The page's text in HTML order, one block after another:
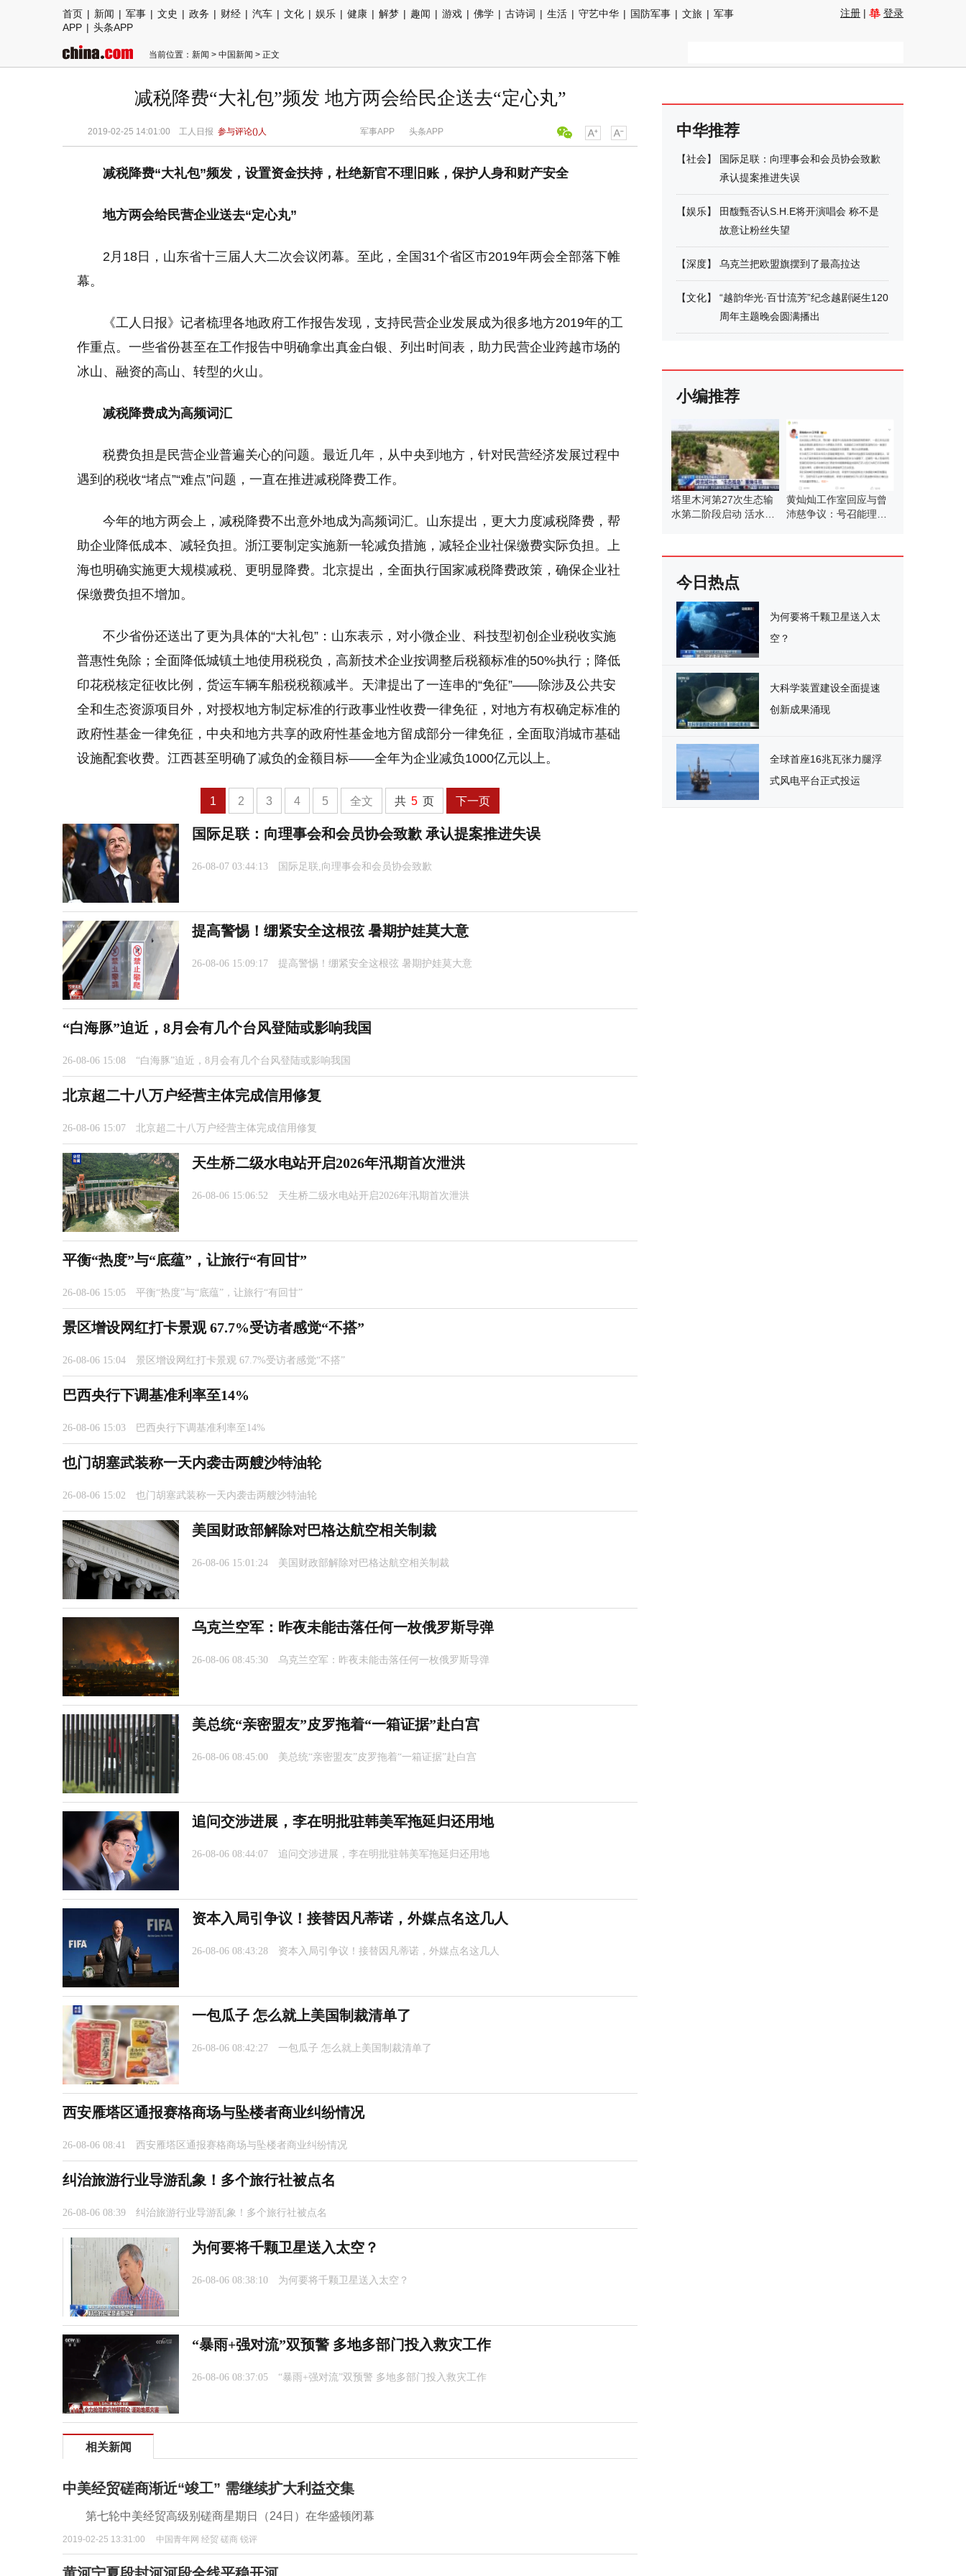
首页 | 新闻 | 军事 | 文史 | 政务 | 财经 | 汽车 | 文化 | 娱乐 | 健康 | 解梦 | 趣闻 | 游戏 | 佛学 | 古诗词 | 生活 | 守艺中华 | 国防军事 | 文旅 | 军事
APP | 头条APP
注册 | 登录
当前位置： 新闻 > 中国新闻 > 正文
减税降费“大礼包”频发 地方两会给民企送去“定心丸”
军事APP 头条APP
2019-02-25 14:01:00 工人日报 参与评论()人
减税降费“大礼包”频发，设置资金扶持，杜绝新官不理旧账，保护人身和财产安全
地方两会给民营企业送去“定心丸”
2月18日，山东省十三届人大二次会议闭幕。至此，全国31个省区市2019年两会全部落下帷
幕。
《工人日报》记者梳理各地政府工作报告发现，支持民营企业发展成为很多地方2019年的工
作重点。一些省份甚至在工作报告中明确拿出真金白银、列出时间表，助力民营企业跨越市场的
冰山、融资的高山、转型的火山。
减税降费成为高频词汇
税费负担是民营企业普遍关心的问题。最近几年，从中央到地方，针对民营经济发展过程中
遇到的税收“堵点”“难点”问题，一直在推进减税降费工作。
今年的地方两会上，减税降费不出意外地成为高频词汇。山东提出，更大力度减税降费，帮
助企业降低成本、减轻负担。浙江要制定实施新一轮减负措施，减轻企业社保缴费实际负担。上
海也明确实施更大规模减税、更明显降费。北京提出，全面执行国家减税降费政策，确保企业社
保缴费负担不增加。
不少省份还送出了更为具体的“大礼包”：山东表示，对小微企业、科技型初创企业税收实施
普惠性免除；全面降低城镇土地使用税税负，高新技术企业按调整后税额标准的50%执行；降低
印花税核定征收比例，货运车辆车船税税额减半。天津提出了一连串的“免征”——除涉及公共安
全和生态资源项目外，对授权地方制定标准的行政事业性收费一律免征，对地方有权确定标准的
政府性基金一律免征，中央和地方共享的政府性基金地方留成部分一律免征，全面取消城市基础
设施配套收费。江西甚至明确了减负的金额目标——全年为企业减负1000亿元以上。
1 2 3 4 5 全文 共 5 页 下一页
国际足联：向理事会和会员协会致歉 承认提案推进失误
26-08-07 03:44:13 国际足联,向理事会和会员协会致歉
提高警惕！绷紧安全这根弦 暑期护娃莫大意
26-08-06 15:09:17 提高警惕！绷紧安全这根弦 暑期护娃莫大意
“白海豚”迫近，8月会有几个台风登陆或影响我国
26-08-06 15:08 “白海豚”迫近，8月会有几个台风登陆或影响我国
北京超二十八万户经营主体完成信用修复
26-08-06 15:07 北京超二十八万户经营主体完成信用修复
天生桥二级水电站开启2026年汛期首次泄洪
26-08-06 15:06:52 天生桥二级水电站开启2026年汛期首次泄洪
平衡“热度”与“底蕴”，让旅行“有回甘”
26-08-06 15:05 平衡“热度”与“底蕴”，让旅行“有回甘”
景区增设网红打卡景观 67.7%受访者感觉“不搭”
26-08-06 15:04 景区增设网红打卡景观 67.7%受访者感觉“不搭”
巴西央行下调基准利率至14%
26-08-06 15:03 巴西央行下调基准利率至14%
也门胡塞武装称一天内袭击两艘沙特油轮
26-08-06 15:02 也门胡塞武装称一天内袭击两艘沙特油轮
美国财政部解除对巴格达航空相关制裁
26-08-06 15:01:24 美国财政部解除对巴格达航空相关制裁
乌克兰空军：昨夜未能击落任何一枚俄罗斯导弹
26-08-06 08:45:30 乌克兰空军：昨夜未能击落任何一枚俄罗斯导弹
美总统“亲密盟友”皮罗拖着“一箱证据”赴白宫
26-08-06 08:45:00 美总统“亲密盟友”皮罗拖着“一箱证据”赴白宫
追问交涉进展，李在明批驻韩美军拖延归还用地
26-08-06 08:44:07 追问交涉进展，李在明批驻韩美军拖延归还用地
资本入局引争议！接替因凡蒂诺，外媒点名这几人
26-08-06 08:43:28 资本入局引争议！接替因凡蒂诺，外媒点名这几人
一包瓜子 怎么就上美国制裁清单了
26-08-06 08:42:27 一包瓜子 怎么就上美国制裁清单了
西安雁塔区通报赛格商场与坠楼者商业纠纷情况
26-08-06 08:41 西安雁塔区通报赛格商场与坠楼者商业纠纷情况
纠治旅游行业导游乱象！多个旅行社被点名
26-08-06 08:39 纠治旅游行业导游乱象！多个旅行社被点名
为何要将千颗卫星送入太空？
26-08-06 08:38:10 为何要将千颗卫星送入太空？
“暴雨+强对流”双预警 多地多部门投入救灾工作
26-08-06 08:37:05 “暴雨+强对流”双预警 多地多部门投入救灾工作
相关新闻
中美经贸磋商渐近“竣工” 需继续扩大利益交集
第七轮中美经贸高级别磋商星期日（24日）在华盛顿闭幕
2019-02-25 13:31:00 中国青年网 经贸 磋商 锐评
中华推荐
【社会】
国际足联：向理事会和会员协会致歉
承认提案推进失误
【娱乐】
田馥甄否认S.H.E将开演唱会 称不是
故意让粉丝失望
【深度】 乌克兰把欧盟旗摆到了最高拉达
【文化】
“越韵华光·百廿流芳”纪念越剧诞生120
周年主题晚会圆满播出
小编推荐
塔里木河第27次生态输
水第二阶段启动 活水滋
黄灿灿工作室回应与曾
沛慈争议：号召能理智
今日热点
为何要将千颗卫星送入太
空？
大科学装置建设全面提速
创新成果涌现
全球首座16兆瓦张力腿浮
式风电平台正式投运